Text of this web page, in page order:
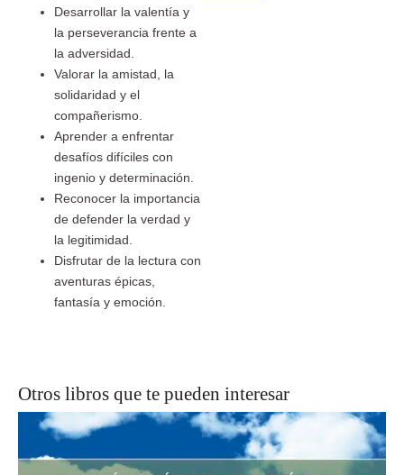
Desarrollar la valentía y
la perseverancia frente a
la adversidad.
Valorar la amistad, la
solidaridad y el
compañerismo.
Aprender a enfrentar
desafíos difíciles con
ingenio y determinación.
Reconocer la importancia
de defender la verdad y
la legitimidad.
Disfrutar de la lectura con
aventuras épicas,
fantasía y emoción.
Otros libros que te pueden interesar